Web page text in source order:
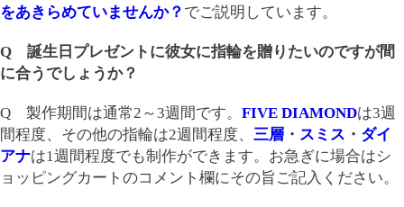
をあきらめていませんか？ でご説明しています。
Q 誕生日プレゼントに彼女に指輪を贈りたいのですが間
に合うでしょうか？
Q 製作期間は通常2～3週間です。 FIVE DIAMONDは3週
間程度、その他の指輪は2週間程度、 三層 ・ スミス ・ ダイ
アナは1週間程度でも制作ができます。お急ぎに場合はシ
ョッピングカートのコメント欄にその旨ご記入ください。